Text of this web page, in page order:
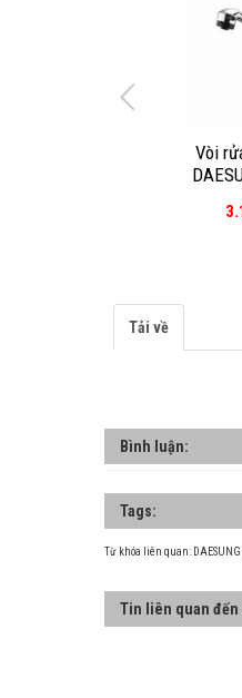
Vòi
Tải về
Bình luận:
Tags:
Từ khóa liên quan:
Tin liên quan đến